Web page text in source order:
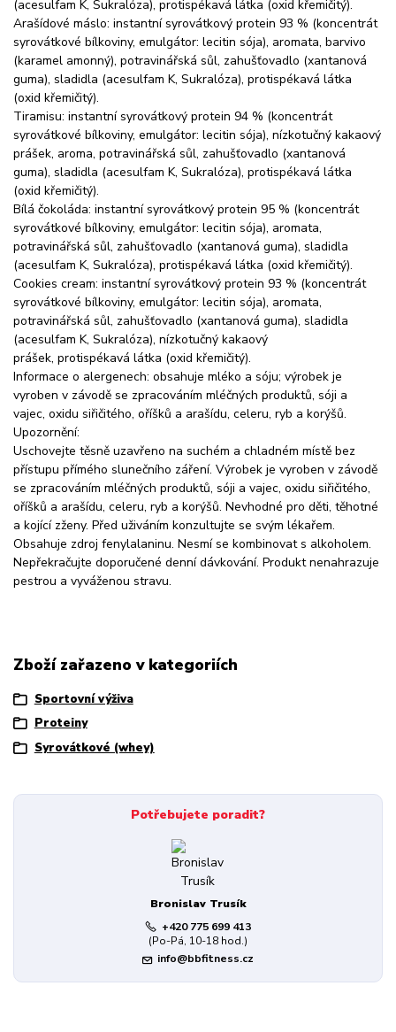
(acesulfam K, Sukralóza), protispékavá látka (oxid křemičitý).
Arašídové máslo: instantní syrovátkový protein 93 % (koncentrát
syrovátkové bílkoviny, emulgátor: lecitin sója), aromata, barvivo
(karamel amonný), potravinářská sůl, zahušťovadlo (xantanová
guma), sladidla (acesulfam K, Sukralóza), protispékavá látka
(oxid křemičitý).
Tiramisu: instantní syrovátkový protein 94 % (koncentrát
syrovátkové bílkoviny, emulgátor: lecitin sója), nízkotučný kakaový
prášek, aroma, potravinářská sůl, zahušťovadlo (xantanová
guma), sladidla (acesulfam K, Sukralóza), protispékavá látka
(oxid křemičitý).
Bílá čokoláda: instantní syrovátkový protein 95 % (koncentrát
syrovátkové bílkoviny, emulgátor: lecitin sója), aromata,
potravinářská sůl, zahušťovadlo (xantanová guma), sladidla
(acesulfam K, Sukralóza), protispékavá látka (oxid křemičitý).
Cookies cream: instantní syrovátkový protein 93 % (koncentrát
syrovátkové bílkoviny, emulgátor: lecitin sója), aromata,
potravinářská sůl, zahušťovadlo (xantanová guma), sladidla
(acesulfam K, Sukralóza), nízkotučný kakaový
prášek, protispékavá látka (oxid křemičitý).
Informace o alergenech: obsahuje mléko a sóju; výrobek je
vyroben v závodě se zpracováním mléčných produktů, sóji a
vajec, oxidu siřičitého, oříšků a arašídu, celeru, ryb a korýšů.
Upozornění:
Uschovejte těsně uzavřeno na suchém a chladném místě bez
přístupu přímého slunečního záření. Výrobek je vyroben v závodě
se zpracováním mléčných produktů, sóji a vajec, oxidu siřičitého,
oříšků a arašídu, celeru, ryb a korýšů. Nevhodné pro děti, těhotné
a kojící zženy. Před uživáním konzultujte se svým lékařem.
Obsahuje zdroj fenylalaninu. Nesmí se kombinovat s alkoholem.
Nepřekračujte doporučené denní dávkování. Produkt nenahrazuje
pestrou a vyváženou stravu.
Zboží zařazeno v kategoriích
Sportovní výživa
Proteiny
Syrovátkové (whey)
Potřebujete poradit?
Bronislav Trusík
+420 775 699 413
(Po-Pá, 10-18 hod.)
info@bbfitness.cz